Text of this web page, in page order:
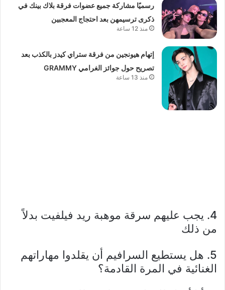
رسميًا مشاركة جميع عضوات فرقة بلاك بينك في
ذكرى ترسيمهن بعد احتجاج المعجبين
منذ 12 ساعة
إتهام هيونجين من فرقة ستراي كيدز بالكذب بعد
تصريح حول جوائز الغرامي GRAMMY
منذ 13 ساعة
4. يجب عليهم سرقة موهبة ريد فيلفيت بدلاً
من ذلك
5. هل يستطيع السرافيم أن يقلدوا مهاراتهم
الغنائية في المرة القادمة؟